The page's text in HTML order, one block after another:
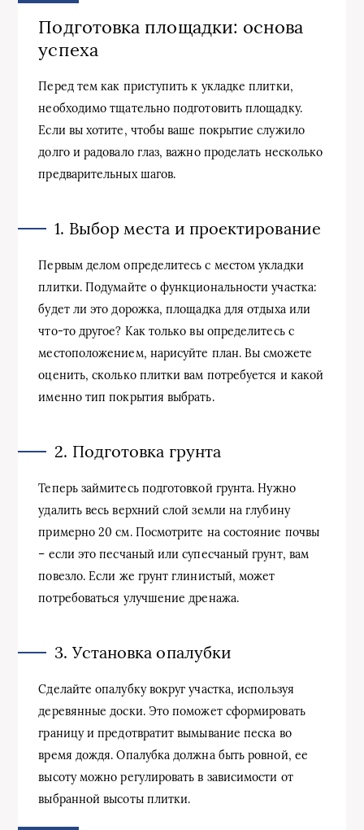
Подготовка площадки: основа
успеха
Перед тем как приступить к укладке плитки,
необходимо тщательно подготовить площадку.
Если вы хотите, чтобы ваше покрытие служило
долго и радовало глаз, важно проделать несколько
предварительных шагов.
1. Выбор места и проектирование
Первым делом определитесь с местом укладки
плитки. Подумайте о функциональности участка:
будет ли это дорожка, площадка для отдыха или
что-то другое? Как только вы определитесь с
местоположением, нарисуйте план. Вы сможете
оценить, сколько плитки вам потребуется и какой
именно тип покрытия выбрать.
2. Подготовка грунта
Теперь займитесь подготовкой грунта. Нужно
удалить весь верхний слой земли на глубину
примерно 20 см. Посмотрите на состояние почвы
– если это песчаный или супесчаный грунт, вам
повезло. Если же грунт глинистый, может
потребоваться улучшение дренажа.
3. Установка опалубки
Сделайте опалубку вокруг участка, используя
деревянные доски. Это поможет сформировать
границу и предотвратит вымывание песка во
время дождя. Опалубка должна быть ровной, ее
высоту можно регулировать в зависимости от
выбранной высоты плитки.